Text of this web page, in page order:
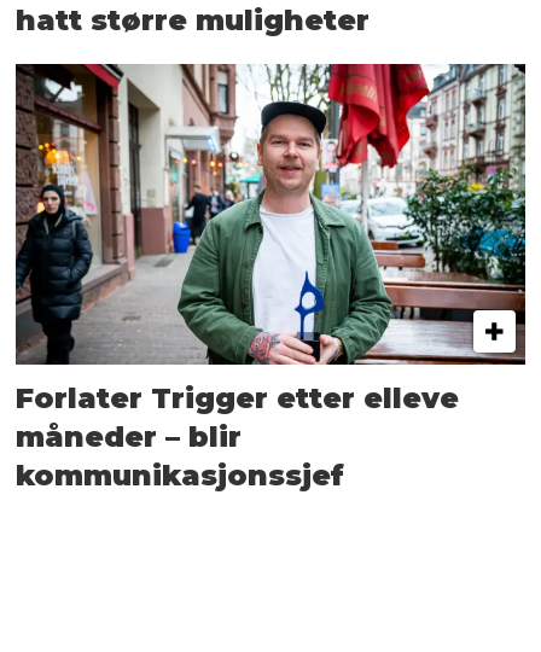
hatt større muligheter
Forlater Trigger etter elleve
måneder – blir
kommunikasjonssjef